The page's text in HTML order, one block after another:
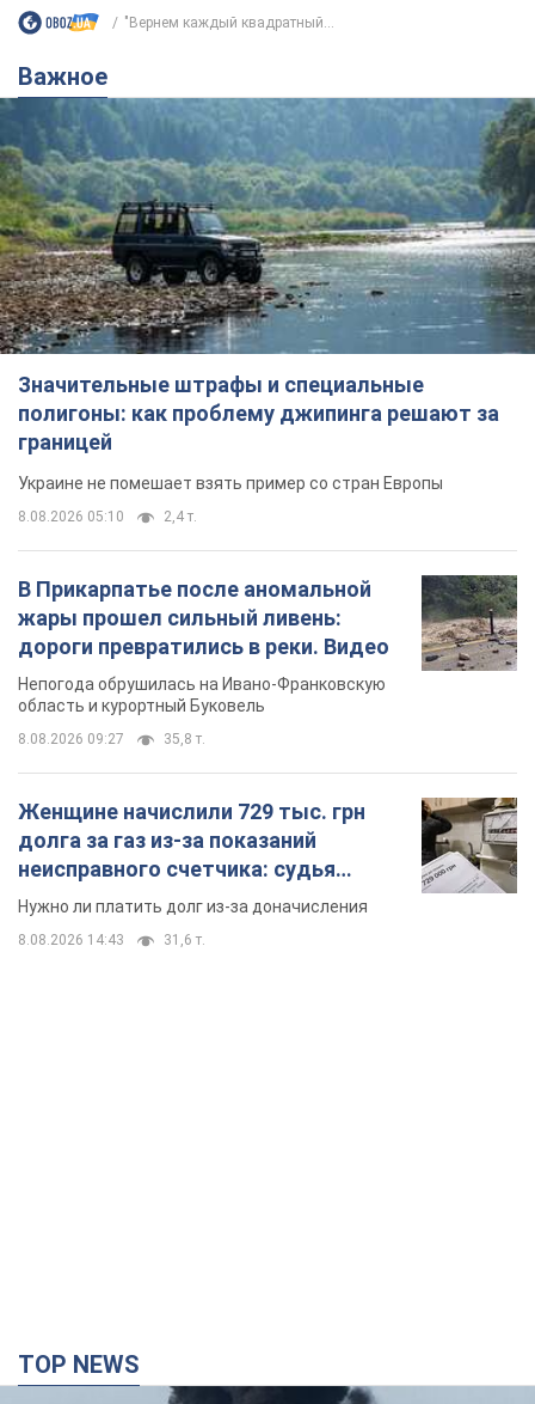
"Вернем каждый квадратный...
Важное
Значительные штрафы и специальные
полигоны: как проблему джипинга решают за
границей
Украине не помешает взять пример со стран Европы
8.08.2026 05:10 2,4 т.
В Прикарпатье после аномальной
жары прошел сильный ливень:
дороги превратились в реки. Видео
Непогода обрушилась на Ивано-Франковскую
область и курортный Буковель
8.08.2026 09:27 35,8 т.
Женщине начислили 729 тыс. грн
долга за газ из-за показаний
неисправного счетчика: судья
вынес неожиданное решение
Нужно ли платить долг из-за доначисления
8.08.2026 14:43 31,6 т.
TOP NEWS